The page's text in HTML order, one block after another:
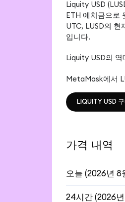
Liquity USD
ETH 예치금으로
UTC, LUSD의 현
입니다.
Liquity USD의 역
MetaMask에서
LIQUITY USD
가격 내역
오늘 (2026년 8
24시간 (2026